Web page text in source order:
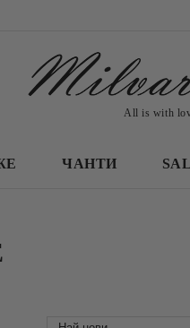
All is with
ЧАНТИ